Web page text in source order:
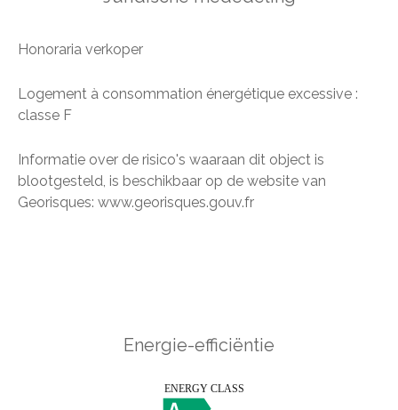
Honoraria verkoper
Logement à consommation énergétique excessive :
classe F
Informatie over de risico's waaraan dit object is
blootgesteld, is beschikbaar op de website van
Georisques: www.georisques.gouv.fr
Energie-efficiëntie